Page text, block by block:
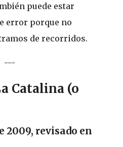
puede estar
error porque no
de recorridos.
---
Catalina (o
revisado en